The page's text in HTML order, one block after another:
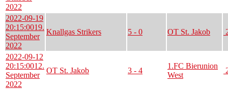
2022
2022-09-19
20:15:0019.
September
2022
Knallgas Strikers 5 - 0 OT St. Jakob
2022-09-12
20:15:0012.
September
2022
OT St. Jakob 3 - 4
1.FC Bierunion
West